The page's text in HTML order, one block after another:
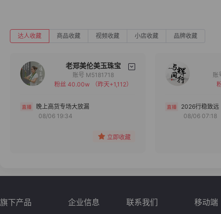
达人收藏 商品收藏 视频收藏 小店收藏 品牌收藏
老郑美伦美玉珠宝
备注
分组
账号 M5181718
粉丝 40.00w
（昨天+1,112）
晚上高货专场大放漏
08/06 19:34
立即收藏
2026行稳致远
08/06 07:18
旗下产品 企业信息 联系我们 移动端